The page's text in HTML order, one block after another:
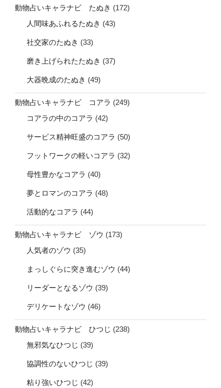
動物占いキャラナビ たぬき (172)
人間味あふれるたぬき (43)
社交家のたぬき (33)
磨き上げられたたぬき (37)
大器晩成のたぬき (49)
動物占いキャラナビ コアラ (249)
コアラの中のコアラ (42)
サービス精神旺盛のコアラ (50)
フットワークの軽いコアラ (32)
母性豊かなコアラ (40)
夢とロマンのコアラ (48)
活動的なコアラ (44)
動物占いキャラナビ ゾウ (173)
人気者のゾウ (35)
まっしぐらに突き進むゾウ (44)
リーダーとなるゾウ (39)
デリケートなゾウ (46)
動物占いキャラナビ ひつじ (238)
無邪気なひつじ (39)
協調性のないひつじ (39)
粘り強いひつじ (42)